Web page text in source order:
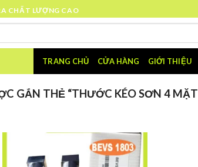
CHẤT LƯỢNG CAO
TRANG CHỦ CỬA HÀNG GIỚI THIỆU
GẮN THẺ “THƯỚC KÉO SƠN 4 MẶT